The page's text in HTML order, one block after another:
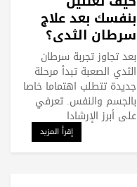
بنفسك بعد علاج
سرطان الثدي؟
بعد تجاوز تجربة سرطان
الثدي الصعبة تبدأ مرحلة
جديدة تتطلب اهتماما خاصا
بالجسم والنفس. تعرفي
على أبرز الإرشادا
إقرأ المزيد